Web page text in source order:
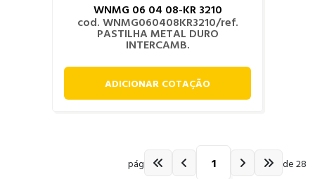
WNMG 06 04 08-KR 3210
cod. WNMG060408KR3210/ref.
PASTILHA METAL DURO
INTERCAMB.
ADICIONAR COTAÇÃO
pág de 28